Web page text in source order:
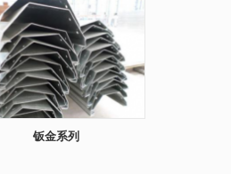
钣金系列